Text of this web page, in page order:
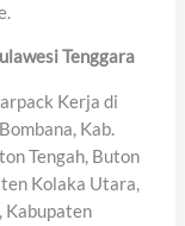
Tenggara
Kerja di
Kab.
Tengah, Buton
Kolaka Utara,
Kabupaten